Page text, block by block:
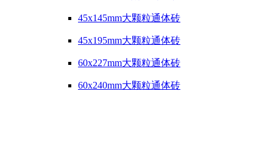
45x145mm大颗粒通体砖
45x195mm大颗粒通体砖
60x227mm大颗粒通体砖
60x240mm大颗粒通体砖